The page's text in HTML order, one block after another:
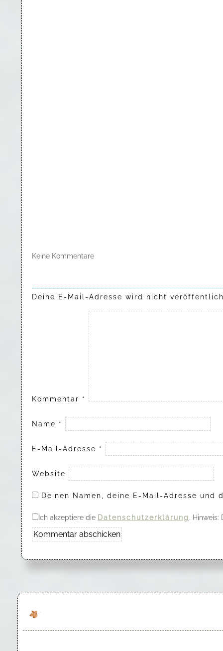
Keine Kommentare
Deine E-Mail-Adresse wird nicht
Kommentar *
Name *
E-Mail-Adresse *
Website
Deinen Namen, deine E-Mail-Adresse
Ich akzeptiere die Datenschutzerklärung .